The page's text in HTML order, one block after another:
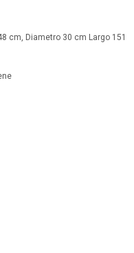
cm, Diametro 30 cm Largo 151